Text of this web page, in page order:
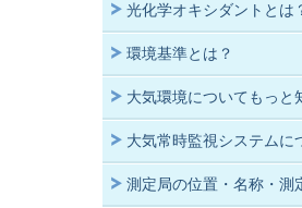
光化学オキシダントとは
環境基準とは？
大気環境についてもっと
大気常時監視システムに
測定局の位置・名称・測